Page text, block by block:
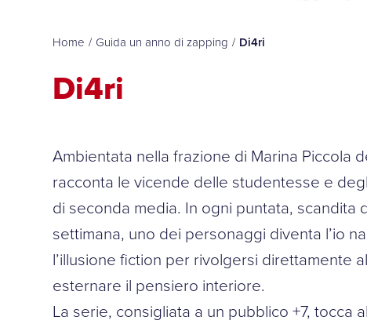
Home / Guida un anno di zapping / Di4ri
Di4ri
Ambientata nella frazione di Marina Piccola
racconta le vicende delle studentesse e
di seconda media. In ogni puntata, scandita
settimana, uno dei personaggi diventa l’io
l’illusione fiction per rivolgersi direttamente
esternare il pensiero interiore.
La serie, consigliata a un pubblico +7, tocca